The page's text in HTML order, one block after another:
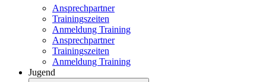
Ansprechpartner
Trainingszeiten
Anmeldung Training
Ansprechpartner
Trainingszeiten
Anmeldung Training
Jugend